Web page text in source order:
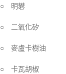
○ 明礬
○ 二氧化矽
○ 麥盧卡樹油
○ 卡瓦胡椒